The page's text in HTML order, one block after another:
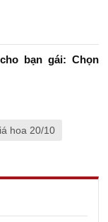
bạn gái: Chọn
hoa 20/10